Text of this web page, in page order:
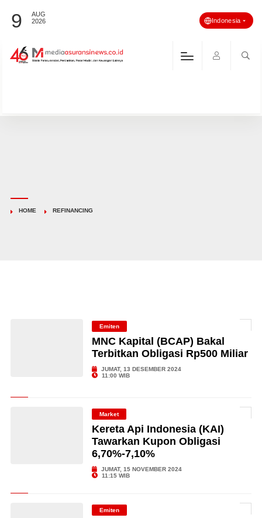
9
AUG
2026
Indonesia
HOME REFINANCING
Emiten
MNC Kapital (BCAP) Bakal
Terbitkan Obligasi Rp500 Miliar
JUMAT, 13 DESEMBER 2024
11:00 WIB
Market
Kereta Api Indonesia (KAI)
Tawarkan Kupon Obligasi
6,70%-7,10%
JUMAT, 15 NOVEMBER 2024
11:15 WIB
Emiten